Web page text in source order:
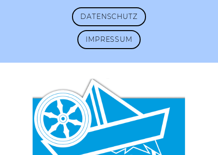
DATENSCHUTZ
IMPRESSUM